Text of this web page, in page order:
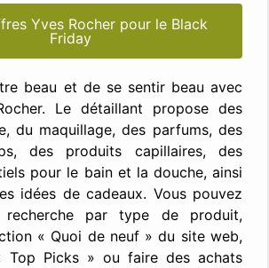
Yves Rocher pour le Black
Friday
beau et de se sentir beau avec
Le détaillant propose des
du maquillage, des parfums, des
des produits capillaires, des
pour le bain et la douche, ainsi
idées de cadeaux. Vous pouvez
recherche par type de produit,
« Quoi de neuf » du site web,
Top Picks » ou faire des achats